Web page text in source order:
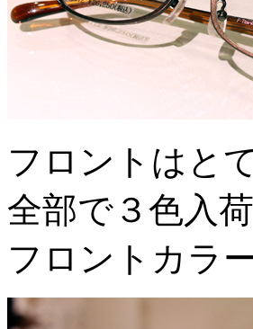
フロントはと
全部で３色入
フロントカラ